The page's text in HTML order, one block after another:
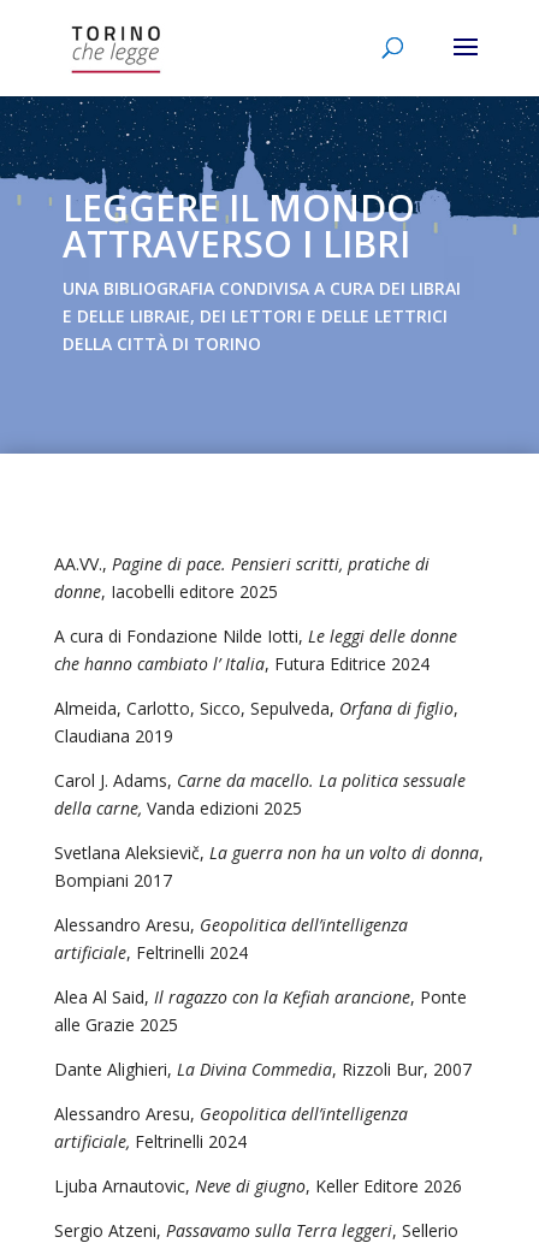
LEGGERE IL MONDO
ATTRAVERSO I LIBRI
UNA BIBLIOGRAFIA CONDIVISA A CURA DEI LIBRAI
E DELLE LIBRAIE, DEI LETTORI E DELLE LETTRICI
DELLA CITTÀ DI TORINO
AA.VV., Pagine di pace. Pensieri scritti, pratiche di
donne, Iacobelli editore 2025
A cura di Fondazione Nilde Iotti, Le leggi delle donne
che hanno cambiato l’ Italia, Futura Editrice 2024
Almeida, Carlotto, Sicco, Sepulveda, Orfana di figlio,
Claudiana 2019
Carol J. Adams, Carne da macello. La politica sessuale
della carne, Vanda edizioni 2025
Svetlana Aleksievič, La guerra non ha un volto di donna,
Bompiani 2017
Alessandro Aresu, Geopolitica dell’intelligenza
artificiale, Feltrinelli 2024
Alea Al Said, Il ragazzo con la Kefiah arancione, Ponte
alle Grazie 2025
Dante Alighieri, La Divina Commedia, Rizzoli Bur, 2007
Alessandro Aresu, Geopolitica dell’intelligenza
artificiale, Feltrinelli 2024
Ljuba Arnautovic, Neve di giugno, Keller Editore 2026
Sergio Atzeni, Passavamo sulla Terra leggeri, Sellerio